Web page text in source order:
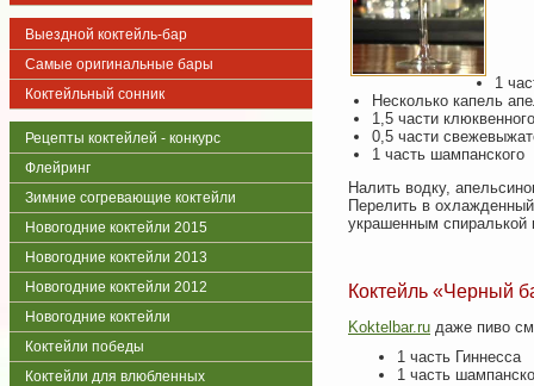
Выездной коктейль-бар
Самые оригинальные бары
Коктейльный сонник
Рецепты коктейлей - конкурс
Флейринг
Зимние согревающие коктейли
Новогодние коктейли 2015
Новогодние коктейли 2013
Новогодние коктейли 2012
Новогодние коктейли
Коктейли победы
Коктейли для влюбленных
1
Несколько капель
1,5 части
0,5 части
1 часть шампанского
Налить водку,
Перелить в
украшенным спиралькой
Коктейль «Черный
Koktelbar.ru даже пиво
1 часть Гиннесса
1 часть